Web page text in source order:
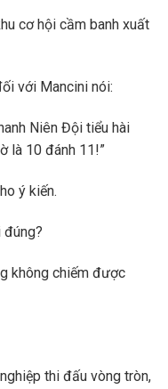
cơ hội cầm banh xuất
với Mancini nói:
Niên Đội tiểu hài
là 10 đánh 11!”
ý kiến.
đúng?
không chiếm được
thi đấu vòng tròn,